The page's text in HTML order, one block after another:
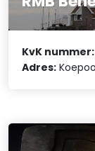
KvK nummer:
Adres: